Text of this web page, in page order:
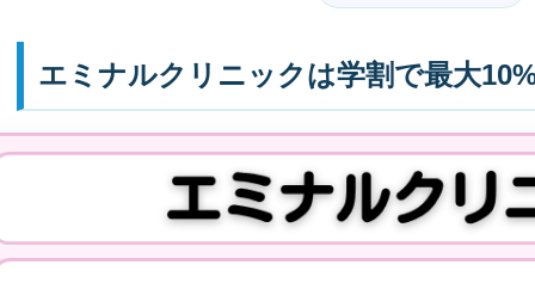
エミナルクリニックは学割で最大